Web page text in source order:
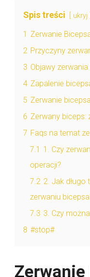
Spis treści ukryj
1 Zerwanie
2 Przyczyny
3 Objawy
4 Zapalenie
5 Zerwanie
6 Zerwany biceps:
7 Faqs na temat
7.1 1. Czy
operacji?
7.2 2. Jak długo
zerwaniu
7.3 3. Czy
8 #stop#
Zerwanie